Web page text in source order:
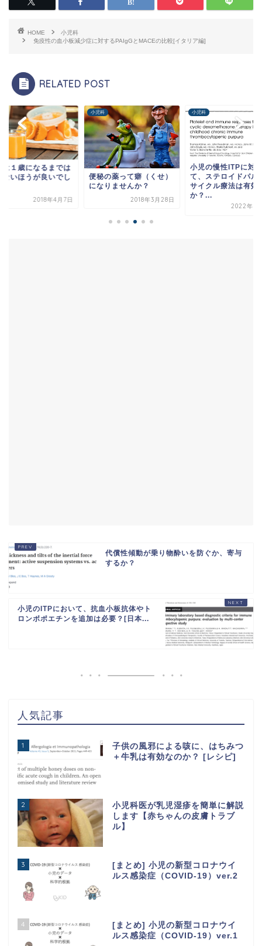
HOME
小児科
免疫性の血小板減少症に対するPAIgGとMACEの比較[イタリア編]
RELATED POST
は１歳になるまでは
ないほうが良いでし
2018年4月7日
小児科
便秘の薬って癖（くせ）
になりませんか？
2018年3月28日
小児科
小児の慢性ITPに対
て、ステロイドパル
サイクル療法は有効
か？...
2022年11
代償性傾動が乗り物酔いを防ぐか、寄与
するか？
小児のITPにおいて、抗血小板抗体やト
ロンボポエチンを追加は必要？[日本...
人気記事
1
子供の風邪による咳に、はちみつ
＋牛乳は有効なのか？ [レシピ]
2
小児科医が乳児湿疹を簡単に解説
します【赤ちゃんの皮膚トラブ
ル】
3
[まとめ] 小児の新型コロナウイ
ルス感染症（COVID-19）ver.2
4
[まとめ] 小児の新型コロナウイ
ルス感染症（COVID-19）ver.1